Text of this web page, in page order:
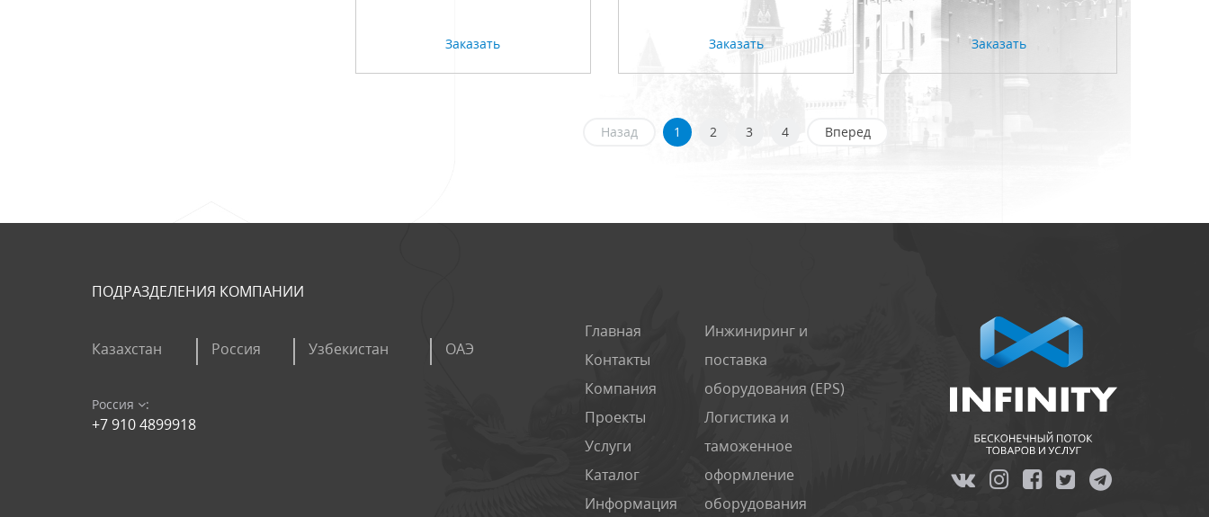
Заказать Заказать Заказать
Назад 1 2 3 4 Вперед
ПОДРАЗДЕЛЕНИЯ КОМПАНИИ
Казахстан Россия Узбекистан ОАЭ
Россия :
+7 910 4899918
Главная
Контакты
Компания
Проекты
Услуги
Каталог
Информация
Инжиниринг и
поставка
оборудования (EPS)
Логистика и
таможенное
оформление
оборудования